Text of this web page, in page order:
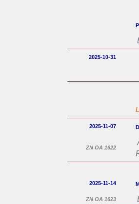
2025-10-31
2025-11-07
ZN OA 1622
2025-11-14
ZN OA 1623